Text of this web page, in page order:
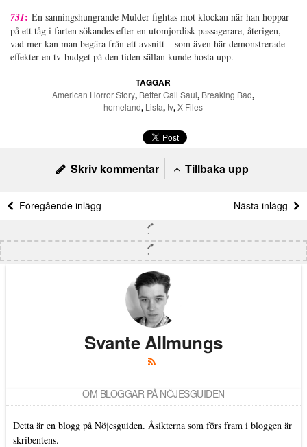
731: En sanningshungrande Mulder fightas mot klockan när han hoppar
på ett tåg i farten sökandes efter en utomjordisk passagerare, återigen,
vad mer kan man begära från ett avsnitt – som även här demonstrerade
effekter en tv-budget på den tiden sällan kunde hosta upp.
TAGGAR
American Horror Story, Better Call Saul, Breaking Bad,
homeland, Lista,tv,X-Files
Skriv kommentar Tillbaka upp
Föregående inlägg Nästa inlägg
Svante Allmungs
OM BLOGGAR PÅ NÖJESGUIDEN
Detta är en blogg på Nöjesguiden. Åsikterna som förs fram i bloggen är
skribentens.